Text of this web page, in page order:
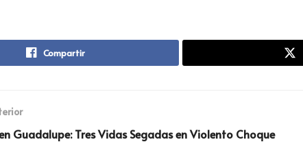
Compartir
Guadalupe: Tres Vidas Segadas en Violento Choque